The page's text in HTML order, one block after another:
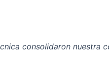
consolidaron nuestra